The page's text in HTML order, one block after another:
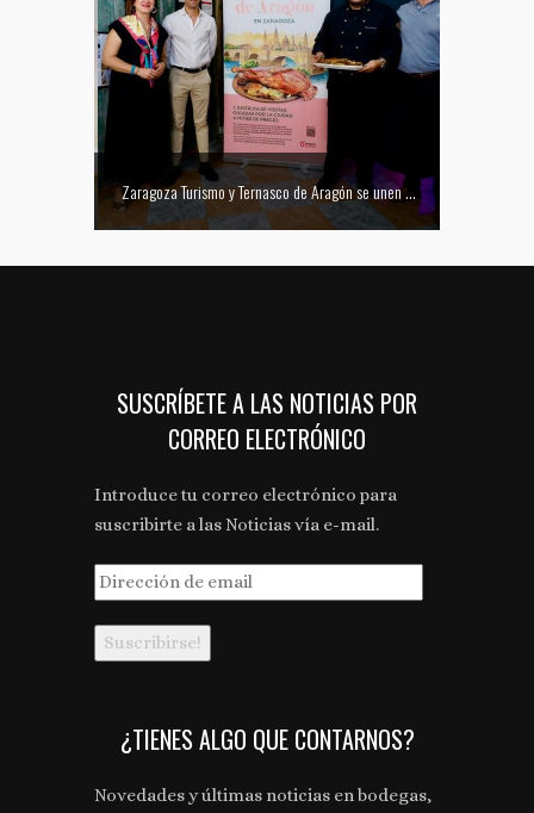
Zaragoza Turismo y Ternasco de Aragón se unen para promocionar la ciudad a través de su gastronomía
SUSCRÍBETE A LAS NOTICIAS POR
CORREO ELECTRÓNICO
Introduce tu correo electrónico para
suscribirte a las Noticias vía e-mail.
Dirección
de
email
¿TIENES ALGO QUE CONTARNOS?
Novedades y últimas noticias en bodegas,